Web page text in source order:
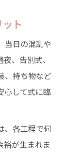
ト
当日の混乱や
、告別式、
、持ち物など
心して式に臨
、各工程で何
裕が生まれま